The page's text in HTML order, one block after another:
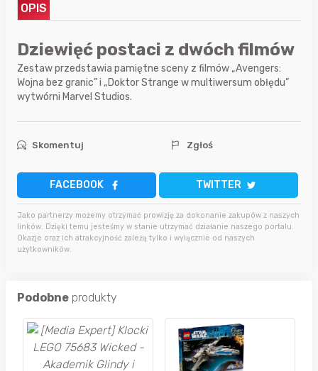
OPIS
Dziewięć postaci z dwóch filmów
Zestaw przedstawia pamiętne sceny z filmów „Avengers:
Wojna bez granic” i „Doktor Strange w multiwersum obłędu”
wytwórni Marvel Studios.
Skomentuj Zgłoś
FACEBOOK TWITTER
Jako partnerzy możemy otrzymać prowizję za dokonanie zakupów z naszych
linków. Dzięki temu jesteśmy w stanie utrzymać działanie naszego portalu.
Okazje oraz ich atrakcyjność zależą tylko i wyłącznie od naszych
użytkowników.
Podobne produkty